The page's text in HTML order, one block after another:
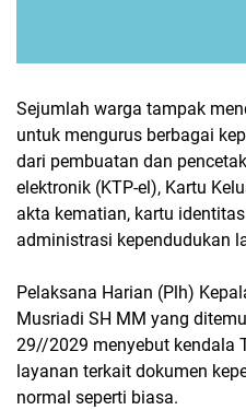
Sejumlah warga tampak
untuk mengurus berbagai
dari pembuatan dan
elektronik (KTP-el), Kartu
akta kematian, kartu
administrasi kependudukan
Pelaksana Harian (Plh)
Musriadi SH MM yang
29//2029 menyebut kendala
layanan terkait dokumen
normal seperti biasa.